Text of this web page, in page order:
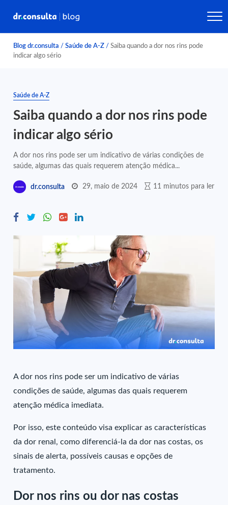
Blog dr.consulta / Saúde de A-Z / Saiba quando a dor nos rins pode
indicar algo sério
Saúde de A-Z
Saiba quando a dor nos rins pode
indicar algo sério
A dor nos rins pode ser um indicativo de várias condições de
saúde, algumas das quais requerem atenção médica...
dr.consulta 29, maio de 2024 11 minutos para ler
A dor nos rins pode ser um indicativo de várias
condições de saúde, algumas das quais requerem
atenção médica imediata.
Por isso, este conteúdo visa explicar as características
da dor renal, como diferenciá-la da dor nas costas, os
sinais de alerta, possíveis causas e opções de
tratamento.
Dor nos rins ou dor nas costas